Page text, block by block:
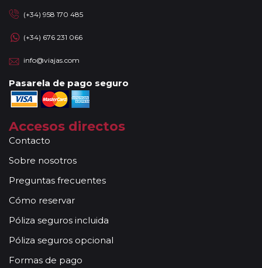
(+34) 958 170 485
(+34) 676 231 066
info@viajas.com
Pasarela de pago seguro
Accesos directos
Contacto
Sobre nosotros
Preguntas frecuentes
Cómo reservar
Póliza seguros incluida
Póliza seguros opcional
Formas de pago